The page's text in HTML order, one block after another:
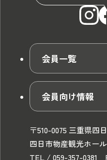
会員一覧
会員向け情報
〒510-0075 三重県四
四日市物産観光ホー
TEL / 059-357-0381